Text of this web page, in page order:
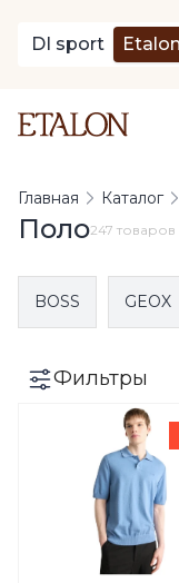
DI sport Etalon
Главная Каталог
Поло247 товаров
BOSS GEOX
Фильтры